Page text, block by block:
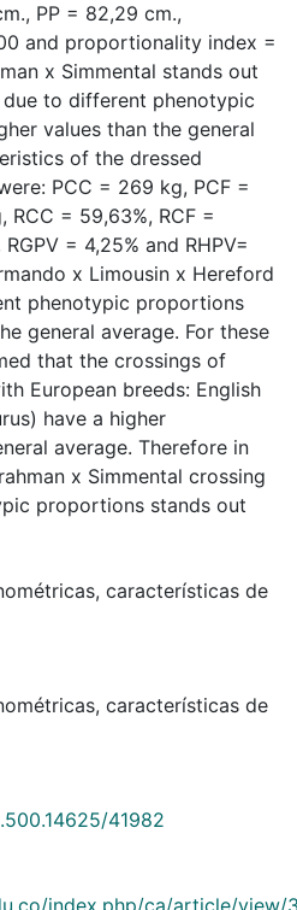
PP = 82,29 cm.,
and proportionality index =
x Simmental stands out
to different phenotypic
values than the general
of the dressed
PCC = 269 kg, PCF =
RCC = 59,63%, RCF =
= 4,25% and RHPV=
x Limousin x Hereford
phenotypic proportions
general average. For these
that the crossings of
European breeds: English
have a higher
average. Therefore in
x Simmental crossing
proportions stands out
, características de
, características de
41982